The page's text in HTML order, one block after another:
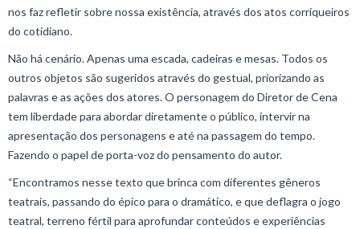
nos faz refletir sobre nossa existência, através dos atos corriqueiros
do cotidiano.
Não há cenário. Apenas uma escada, cadeiras e mesas. Todos os
outros objetos são sugeridos através do gestual, priorizando as
palavras e as ações dos atores. O personagem do Diretor de Cena
tem liberdade para abordar diretamente o público, intervir na
apresentação dos personagens e até na passagem do tempo.
Fazendo o papel de porta-voz do pensamento do autor.
“Encontramos nesse texto que brinca com diferentes gêneros
teatrais, passando do épico para o dramático, e que deflagra o jogo
teatral, terreno fértil para aprofundar conteúdos e experiências